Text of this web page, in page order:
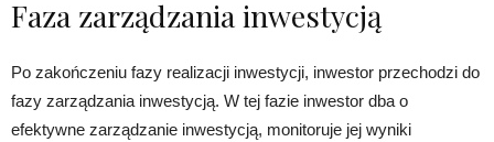
Faza zarządzania inwestycją
Po zakończeniu fazy realizacji inwestycji, inwestor przechodzi do
fazy zarządzania inwestycją. W tej fazie inwestor dba o
efektywne zarządzanie inwestycją, monitoruje jej wyniki